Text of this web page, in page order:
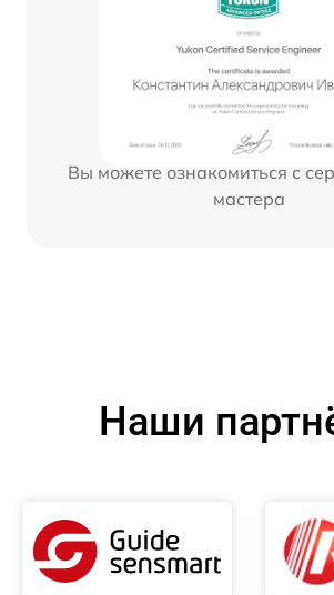
Вы можете ознакомиться с
мастера
Наши